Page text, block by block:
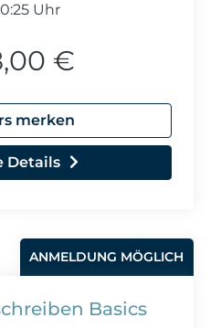
Uhr
€
merken
Details
ANMELDUNG MÖGLICH
Basics